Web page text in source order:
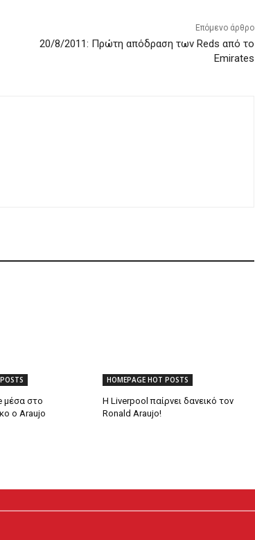
Επόμενο άρθρο
20/8/2011: Πρώτη απόδραση των Reds από το
Emirates
μέσα στο
ο Araujo
HOMEPAGE HOT POSTS
Η Liverpool παίρνει δανεικό τον
Ronald Araujo!